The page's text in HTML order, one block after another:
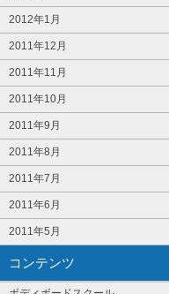
2012年1月
2011年12月
2011年11月
2011年10月
2011年9月
2011年8月
2011年7月
2011年6月
2011年5月
コンテンツ